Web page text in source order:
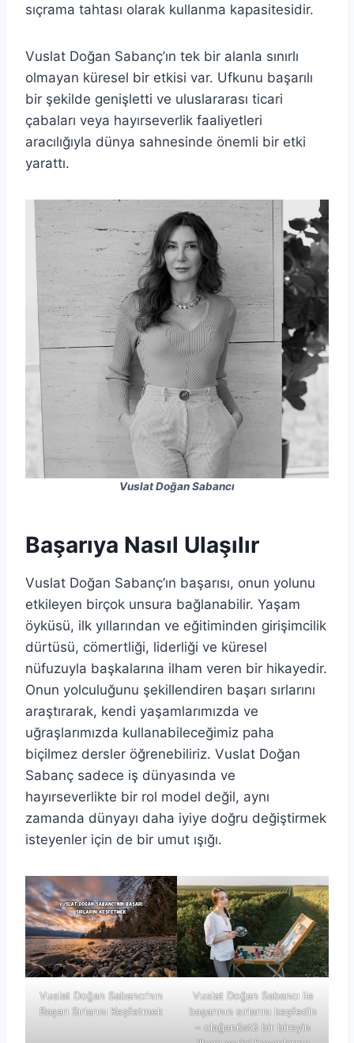
sıçrama tahtası olarak kullanma kapasitesidir.
Vuslat Doğan Sabanç’ın tek bir alanla sınırlı
olmayan küresel bir etkisi var. Ufkunu başarılı
bir şekilde genişletti ve uluslararası ticari
çabaları veya hayırseverlik faaliyetleri
aracılığıyla dünya sahnesinde önemli bir etki
yarattı.
Vuslat Doğan Sabancı
Başarıya Nasıl Ulaşılır
Vuslat Doğan Sabanç’ın başarısı, onun yolunu
etkileyen birçok unsura bağlanabilir. Yaşam
öyküsü, ilk yıllarından ve eğitiminden girişimcilik
dürtüsü, cömertliği, liderliği ve küresel
nüfuzuyla başkalarına ilham veren bir hikayedir.
Onun yolculuğunu şekillendiren başarı sırlarını
araştırarak, kendi yaşamlarımızda ve
uğraşlarımızda kullanabileceğimiz paha
biçilmez dersler öğrenebiliriz. Vuslat Doğan
Sabanç sadece iş dünyasında ve
hayırseverlikte bir rol model değil, aynı
zamanda dünyayı daha iyiye doğru değiştirmek
isteyenler için de bir umut ışığı.
Vuslat Doğan Sabancı’nın
Başarı Sırlarını Keşfetmek
Vuslat Doğan Sabancı ile
başarının sırlarını keşfedin
– olağanüstü bir bireyin